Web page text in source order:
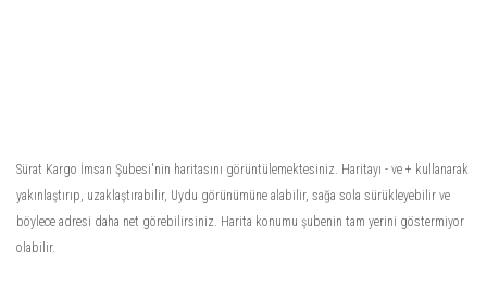
Sürat Kargo İmsan Şubesi'nin haritasını görüntülemektesiniz. Haritayı - ve + kullanarak
yakınlaştırıp, uzaklaştırabilir, Uydu görünümüne alabilir, sağa sola sürükleyebilir ve
böylece adresi daha net görebilirsiniz. Harita konumu şubenin tam yerini göstermiyor
olabilir.